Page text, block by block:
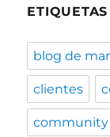
ETIQUETAS
blog de
clientes
community